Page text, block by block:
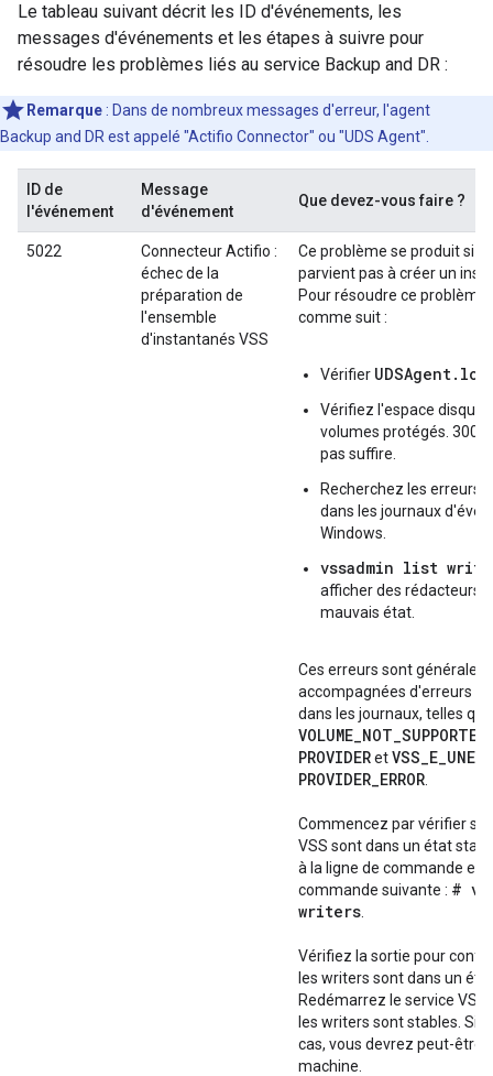
Le tableau suivant décrit les ID d'événements, les
messages d'événements et les étapes à suivre pour
résoudre les problèmes liés au service Backup and DR :
Remarque : Dans de nombreux messages d'erreur, l'agent
Backup and DR est appelé "Actifio Connector" ou "UDS Agent".
ID de
l'événement
Message
d'événement
Que devez-vous faire ?
5022
Connecteur Actifio :
échec de la
préparation de
l'ensemble
d'instantanés VSS
Ce problème se produit si
parvient pas à créer un
Pour résoudre ce
comme suit :
Vérifier UDSAgent.log
Vérifiez l'espace disque
volumes protégés. 300
pas suffire.
Recherchez les erreurs
dans les journaux
Windows.
vssadmin list
afficher des rédacteurs
mauvais état.
Ces erreurs sont
accompagnées d'erreurs
dans les journaux, telles
VOLUME_NOT_SUPPORTED
PROVIDERetVSS_E_
PROVIDER_ERROR
Commencez par vérifier si
VSS sont dans un état
à la ligne de commande et
commande suivante : #
writers
Vérifiez la sortie pour
les writers sont dans un
Redémarrez le service
les writers sont stables. Si
cas, vous devrez peut-être
machine.